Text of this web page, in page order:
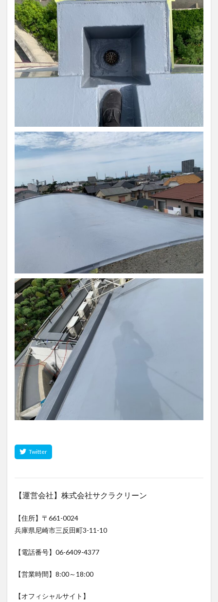
【運営会社】株式会社サクラクリーン
【住所】〒661-0024
兵庫県尼崎市三反田町3-11-10
【電話番号】06-6409-4377
【営業時間】8:00～18:00
【オフィシャルサイト】